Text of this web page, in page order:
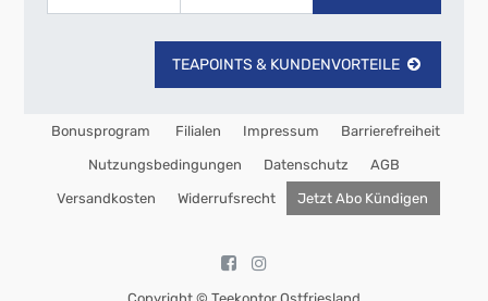
TEAPOINTS & KUNDENVORTEILE
Bonusprogram Filialen Impressum Barrierefreiheit
Nutzungsbedingungen Datenschutz AGB
Versandkosten Widerrufsrecht Jetzt Abo Kündigen